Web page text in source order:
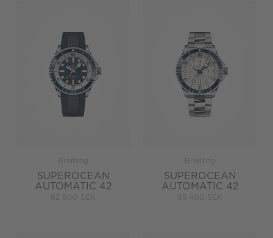
Breitling
SUPEROCEAN
AUTOMATIC 42
62 800 SEK
Breitling
SUPEROCEAN
AUTOMATIC 42
65 400 SEK